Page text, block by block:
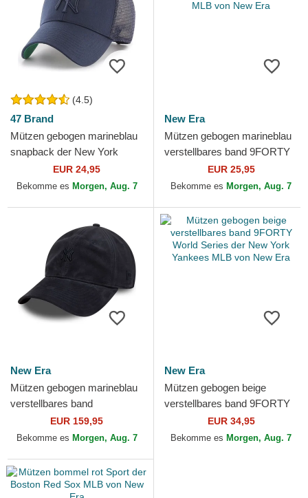
(4.5)
47 Brand
Mützen gebogen marineblau
snapback der New York
Yankees MLB von 47 Brand
EUR 24,95
Bekomme es Morgen, Aug. 7
New Era
Mützen gebogen marineblau
verstellbares band 9FORTY
Outline der New York
Yankees MLB von New Era
EUR 25,95
Bekomme es Morgen, Aug. 7
New Era
Mützen gebogen marineblau
verstellbares band
9TWENTY Suede der New
York Yankees MLB von New
EUR 159,95
Bekomme es Morgen, Aug. 7
New Era
Mützen gebogen beige
verstellbares band 9FORTY
World Series der New York
Yankees MLB von New Era
EUR 34,95
Bekomme es Morgen, Aug. 7